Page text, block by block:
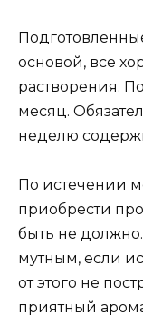
основой, все
растворения.
месяц.
неделю
По истечении
приобрести
быть не
мутным, если
от этого не
приятный